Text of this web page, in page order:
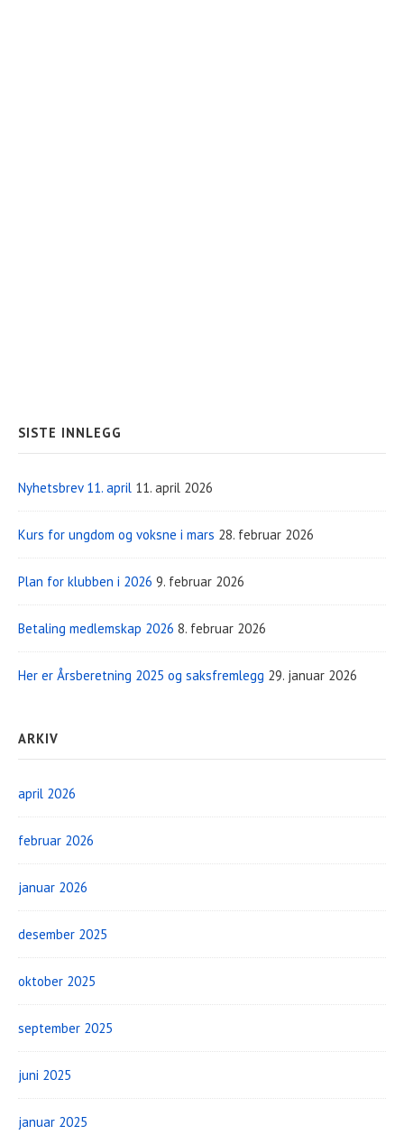
SISTE INNLEGG
Nyhetsbrev 11. april 11. april 2026
Kurs for ungdom og voksne i mars 28. februar 2026
Plan for klubben i 2026 9. februar 2026
Betaling medlemskap 2026 8. februar 2026
Her er Årsberetning 2025 og saksfremlegg 29. januar 2026
ARKIV
april 2026
februar 2026
januar 2026
desember 2025
oktober 2025
september 2025
juni 2025
januar 2025